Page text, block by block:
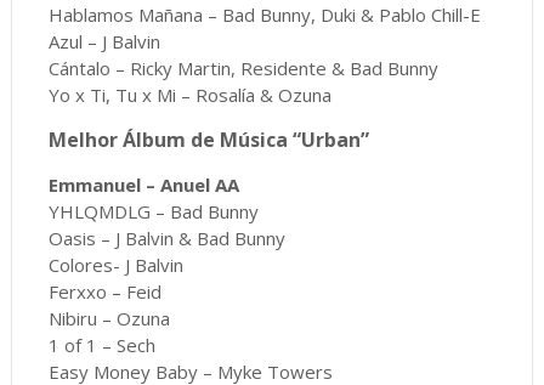
Hablamos Mañana – Bad Bunny, Duki & Pablo Chill-E
Azul – J Balvin
Cántalo – Ricky Martin, Residente & Bad Bunny
Yo x Ti, Tu x Mi – Rosalía & Ozuna
Melhor Álbum de Música “Urban”
Emmanuel – Anuel AA
YHLQMDLG – Bad Bunny
Oasis – J Balvin & Bad Bunny
Colores- J Balvin
Ferxxo – Feid
Nibiru – Ozuna
1 of 1 – Sech
Easy Money Baby – Myke Towers